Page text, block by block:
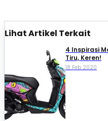
Lihat Artikel Terkait
4 Inspirasi
Tiru, Keren!
18 Feb 2020